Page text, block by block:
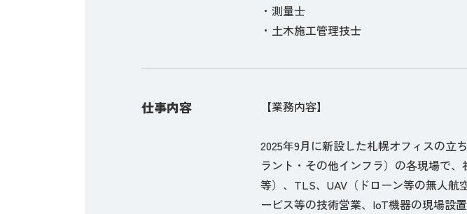
・測量士
・土木施工管理技士
仕事内容 【業務内容】
2025年9月に新設した札幌オフィスの
ラント・その他インフラ）の各現場で
等）、TLS、UAV（ドローン等の無人
ービス等の技術営業、IoT機器の現場設